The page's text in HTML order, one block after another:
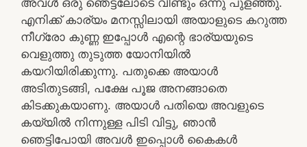
എനിക്ക് കാര്യം മനസ്സിലായി അയാളുടെ കറുത്ത
നീഗ്രോ കുണ്ണ ഇപ്പോൾ എന്റെ ഭാര്യയുടെ
വെളുത്തു തുടുത്ത യോനിയിൽ
കയറിയിരിക്കുന്നു. പതുക്കെ അയാൾ
അടിതുടങ്ങി, പക്ഷേ പൂജ അനങ്ങാതെ
കിടക്കുകയാണു. അയാൾ പതിയെ അവളുടെ
കയ്യിൽ നിന്നുള്ള പിടി വിട്ടു, ഞാൻ
ഞെട്ടിപോയി അവൾ ഇപ്പൊൾ കൈകൾ